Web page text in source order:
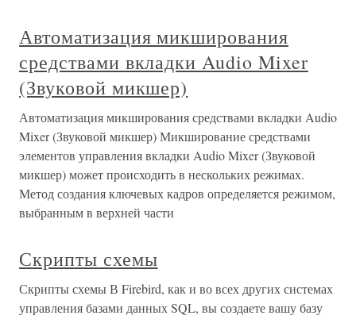
Автоматизация микширования
средствами вкладки Audio Mixer
(Звуковой микшер)
Автоматизация микширования средствами вкладки Audio
Mixer (Звуковой микшер) Микширование средствами
элементов управления вкладки Audio Mixer (Звуковой
микшер) может происходить в нескольких режимах.
Метод создания ключевых кадров определяется режимом,
выбранным в верхней части
Скрипты схемы
Скрипты схемы В Firebird, как и во всех других системах
управления базами данных SQL, вы создаете вашу базу